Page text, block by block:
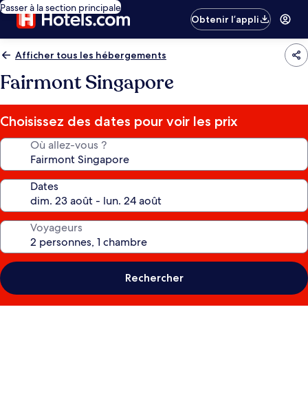
Passer à la section principale
Obtenir l’appli
Afficher tous les hébergements
Fairmont Singapore
Choisissez des dates pour voir les prix
Où allez-vous ?
Dates
Voyageurs
Rechercher